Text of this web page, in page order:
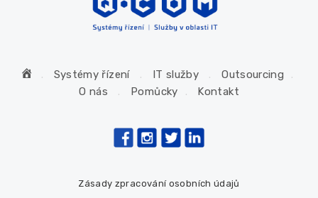
Systémy řízení IT služby
Outsourcing
O nás
Pomůcky Kontakt
Zásady zpracování osobních údajů